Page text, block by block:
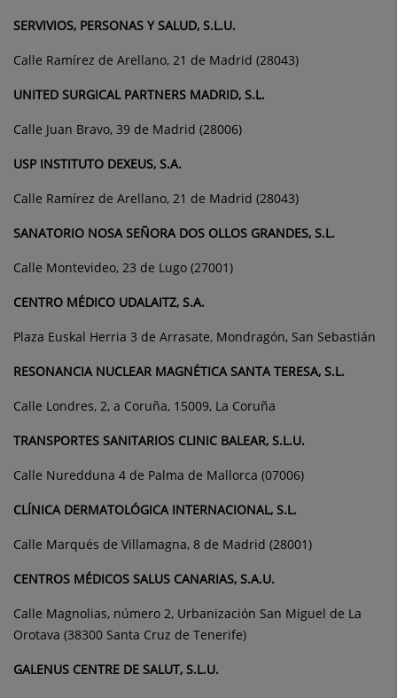
SERVIVIOS, PERSONAS Y SALUD, S.L.U.
Calle Ramírez de Arellano, 21 de Madrid (28043)
UNITED SURGICAL PARTNERS MADRID, S.L.
Calle Juan Bravo, 39 de Madrid (28006)
USP INSTITUTO DEXEUS, S.A.
Calle Ramírez de Arellano, 21 de Madrid (28043)
SANATORIO NOSA SEÑORA DOS OLLOS GRANDES, S.L.
Calle Montevideo, 23 de Lugo (27001)
CENTRO MÉDICO UDALAITZ, S.A.
Plaza Euskal Herria 3 de Arrasate, Mondragón, San Sebastián
RESONANCIA NUCLEAR MAGNÉTICA SANTA TERESA, S.L.
Calle Londres, 2, a Coruña, 15009, La Coruña
TRANSPORTES SANITARIOS CLINIC BALEAR, S.L.U.
Calle Nuredduna 4 de Palma de Mallorca (07006)
CLÍNICA DERMATOLÓGICA INTERNACIONAL, S.L.
Calle Marqués de Villamagna, 8 de Madrid (28001)
CENTROS MÉDICOS SALUS CANARIAS, S.A.U.
Calle Magnolias, número 2, Urbanización San Miguel de La
Orotava (38300 Santa Cruz de Tenerife)
GALENUS CENTRE DE SALUT, S.L.U.